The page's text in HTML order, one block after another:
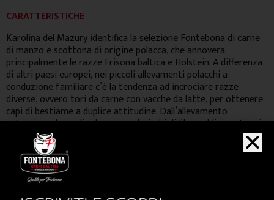
CARATTERISTICHE
Karolina del Mazury identifica la selezione Fontebona di carne
di manzo e scottona di origine polacca, che annovera
principalmente le razze Frisona baltica e Holstein. A differenza
di altri paesi europei, nei piccoli allevamenti polacchi a
conduzione familiare c’è la tendenza ad incrociare razze
diverse, ovvero tori da carne con vacche da latte, per ottenere
capi di bestiame a duplice attitudine. Dall’allevamento
estensivo a base di erba e cereali ricchi di fibre addizionati poi
in fase di finissaggio con barbabietole da zucchero, si ottiene
una carne dal colore chiaro e dalla notevolissima marezzatura
che conferisce un gusto molto delicato ed una tenerezza
davvero straordinaria.